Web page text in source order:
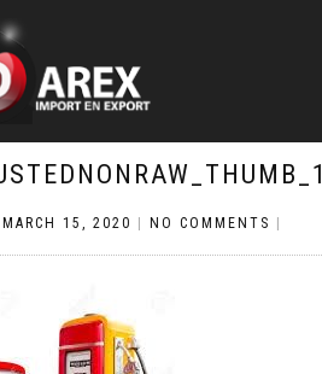
MARCH 15, 2020 NO COMMENTS